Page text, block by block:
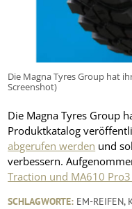
Die Magna Tyres Group hat
Screenshot)
Die Magna Tyres Group
Produktkatalog
abgerufen werden und
verbessern.
Traction und MA610
SCHLAGWORTE: EM-REIFEN,